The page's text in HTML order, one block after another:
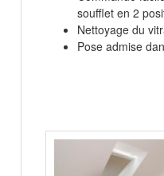
soufflet en 2
Nettoyage du
Pose admise